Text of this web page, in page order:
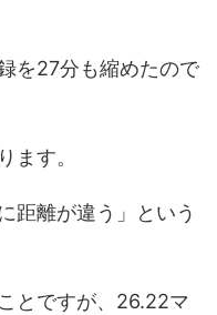
を27分も縮めたので
ます。
距離が違う」という
とですが、26.22マ